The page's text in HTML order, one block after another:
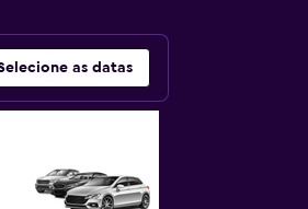
as datas